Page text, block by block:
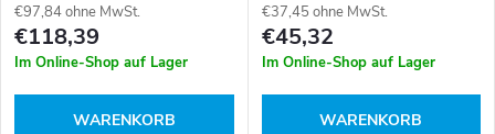
€97,84 ohne MwSt.
€118,39
Im Online-Shop auf Lager
WARENKORB
€37,45 ohne MwSt.
€45,32
Im Online-Shop auf Lager
WARENKORB